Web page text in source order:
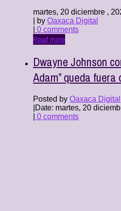
martes, 20 diciembre ,
| by Oaxaca Digital
0 comments
Read more
Dwayne Johnson
Adam” queda fuera
Posted by Oaxaca Digital
Date: martes, 20
0 comments